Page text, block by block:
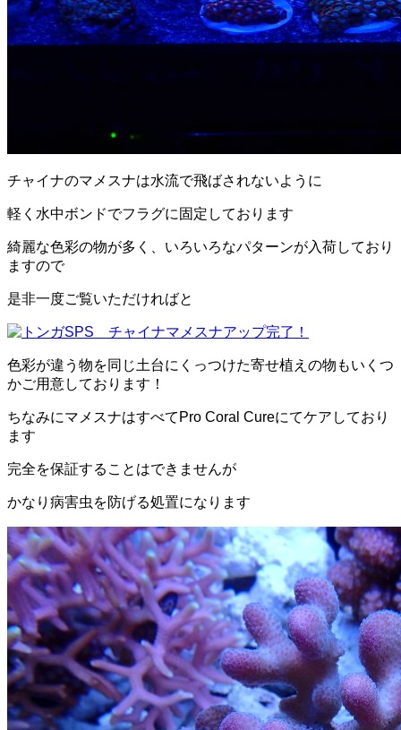
チャイナのマメスナは水流で飛ばされないように
軽く水中ボンドでフラグに固定しております
綺麗な色彩の物が多く、いろいろなパターンが入荷しており
ますので
是非一度ご覧いただければと
色彩が違う物を同じ土台にくっつけた寄せ植えの物もいくつ
かご用意しております！
ちなみにマメスナはすべてPro Coral Cureにてケアしており
ます
完全を保証することはできませんが
かなり病害虫を防げる処置になります